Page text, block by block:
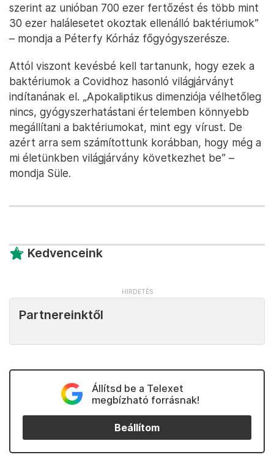
szerint az unióban 700 ezer fertőzést és több mint
30 ezer halálesetet okoztak ellenálló baktériumok”
– mondja a Péterfy Kórház főgyógyszerésze.
Attól viszont kevésbé kell tartanunk, hogy ezek a
baktériumok a Covidhoz hasonló világjárványt
indítanának el. „Apokaliptikus dimenziója vélhetőleg
nincs, gyógyszerhatástani értelemben könnyebb
megállítani a baktériumokat, mint egy vírust. De
azért arra sem számítottunk korábban, hogy még a
mi életünkben világjárvány következhet be” –
mondja Süle.
Kedvenceink
Partnereinktől
Állítsd be a Telexet
megbízható forrásnak!
Beállítom